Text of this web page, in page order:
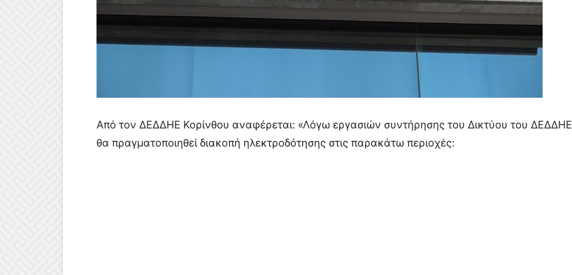
Από τον ΔΕΔΔΗΕ Κορίνθου αναφέρεται: «Λόγω εργασιών συντήρησης του Δικτύου του ΔΕΔΔΗΕ
θα πραγματοποιηθεί διακοπή ηλεκτροδότησης στις παρακάτω περιοχές: